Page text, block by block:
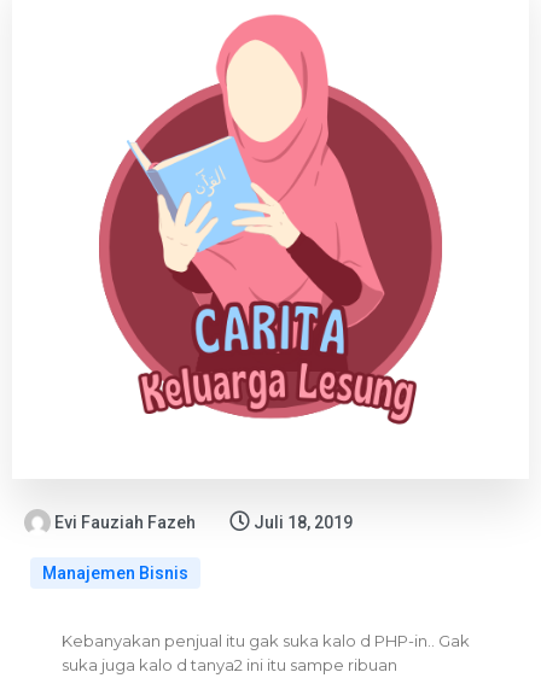
Evi Fauziah Fazeh Juli 18, 2019
Manajemen Bisnis
Kebanyakan penjual itu gak suka kalo d PHP-in.. Gak
suka juga kalo d tanya2 ini itu sampe ribuan